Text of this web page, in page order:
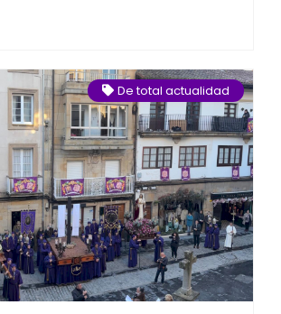
De total actualidad